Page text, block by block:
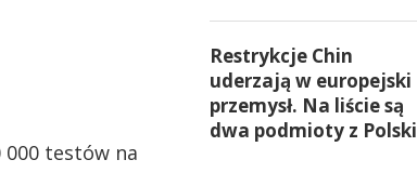
000 testów na
Restrykcje Chin
uderzają w europejski
przemysł. Na liście są
dwa podmioty z Polski